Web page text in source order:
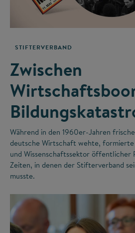
STIFTERVERBAND
Zwischen
Während in den 1960er-Jahren
deutsche Wirtschaft wehte, formierte
und Wissenschaftssektor öffentlicher
Zeiten, in denen der Stifterverband
musste.